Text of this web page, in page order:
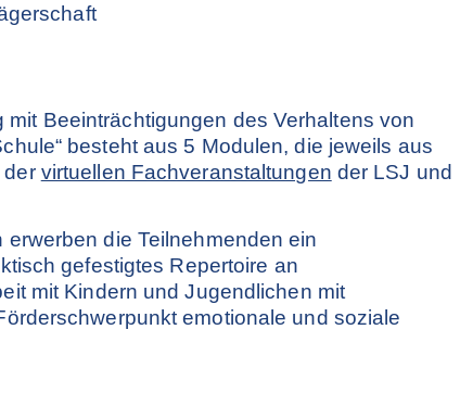
Beeinträchtigungen des Verhaltens von
besteht aus 5 Modulen, die jeweils aus
der virtuellen Fachveranstaltungen der LSJ und
die Teilnehmenden ein
gefestigtes Repertoire an
mit Kindern und Jugendlichen mit
emotionale und soziale